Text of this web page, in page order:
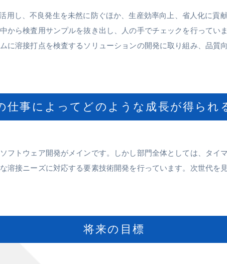
用し、不良発生を未然に防ぐほか、生産効率向上、省人化に貢
から検査用サンプルを抜き出し、人の手でチェックを行ってい
に溶接打点を検査するソリューションの開発に取り組み、品質
仕事によってどのような成長が得られ
フトウェア開発がメインです。しかし部門全体としては、タイ
溶接ニーズに対応する要素技術開発を行っています。次世代を
将来の目標